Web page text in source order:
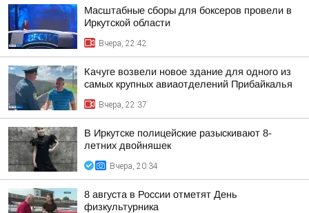
Масштабные сборы для боксеров провели в
Иркутской области
Вчера, 22:42
Качуге возвели новое здание для одного из
самых крупных авиаотделений Прибайкалья
Вчера, 22:37
В Иркутске полицейские разыскивают 8-
летних двойняшек
Вчера, 20:34
8 августа в России отметят День
физкультурника